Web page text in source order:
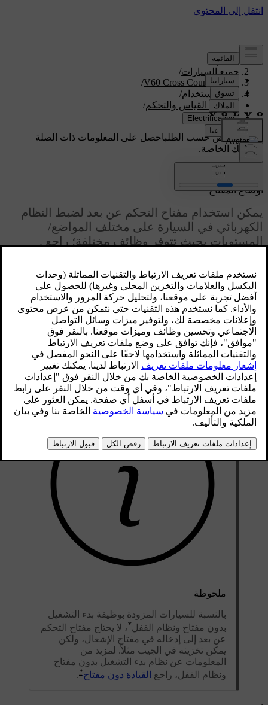
الدعم/
جميع السيارات/
V60 Cross Country 2018
/
دليل الاستخدام/
اجهزة القياس والتحكم/
أوضاع المفتاح
دعم مخصص حسب الطلباحصل على المعلومات ذات الصلة
بسيارتك الخاصة.
تسجيل الدخول
أوضاع المفتاح
يمكن استخدام مفتاح التحكم عن بعد لضبط النظام
الكهربائي في السيارة على مختلف المواضع/
المستويات بحيث تتوفر وظائف مختلفة؛ راجع .
قفل الإشعال مع إخراج/إدخال مفتاح التحكم عن بعد.
ملحوظة
بالنسبة للسيارات المزودة بوظيفة بدء التشغيل
بدون مفتاح ونظام القفل*، لا يحتاج مفتاح التحكم
عن بعد إلى إدخاله في مفتاح الإشعال، ولكن
يمكن تخزينه في الجيب مثلاً. لمزيد من
المعلومات عن نظام بدء التشغيل بدون مفتاح
ونظام القفل، راجع القيادة دون مفتاح*
.